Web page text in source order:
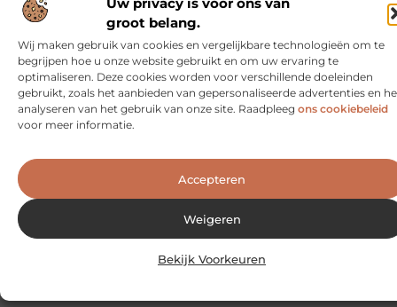
Op zoek naar nieuw verpakkingsmateriaal voor uw
bedrijf? Kies voor katoenen tassen
Wat de reden is dat u graag kiest voor katoenen
tassen, kan erg verschillend zijn. Wellicht staat er
binnenkort